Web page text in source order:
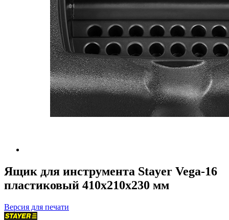
Ящик для инструмента Stayer Vega-16
пластиковый 410х210х230 мм
Версия для печати